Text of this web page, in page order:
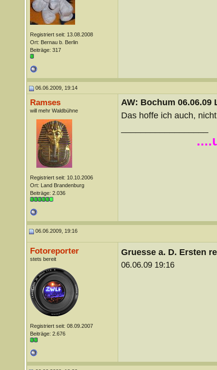
Registriert seit: 13.08.2008
Ort: Bernau b. Berlin
Beiträge: 317
06.06.2009, 19:14
Ramses
will mehr Waldbühne
Registriert seit: 10.10.2006
Ort: Land Brandenburg
Beiträge: 2.036
AW: Bochum 06.06.09
Das hoffe ich auch,
06.06.2009, 19:16
Fotoreporter
stets bereit
Registriert seit: 08.09.2007
Beiträge: 2.676
Gruesse a. D. Ersten
06.06.09 19:16